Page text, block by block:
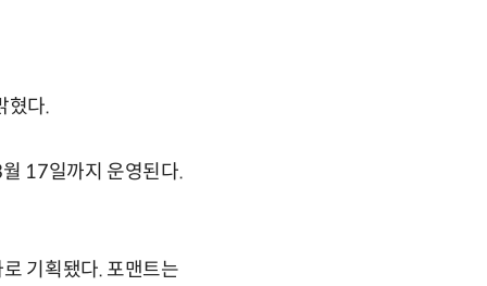
혔다.
17일까지 운영된다.
기획됐다. 포맨트는